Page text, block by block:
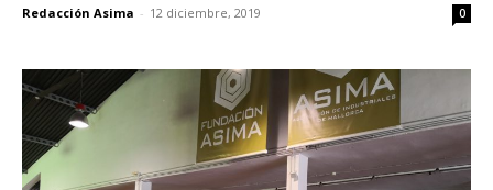
Redacción Asima - 12 diciembre, 2019 0